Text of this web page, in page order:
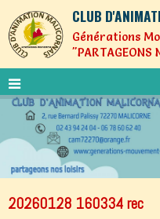
CLUB
Générations
"PARTAGEONS
20260128 160334 rec